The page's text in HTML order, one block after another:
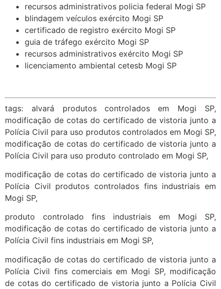
recursos administrativos policia federal Mogi SP
blindagem veículos exército Mogi SP
certificado de registro exército Mogi SP
guia de tráfego exército Mogi SP
recursos administrativos exército Mogi SP
licenciamento ambiental cetesb Mogi SP
tags: alvará produtos controlados em Mogi SP,
modificação de cotas do certificado de vistoria junto a
Polícia Civil para uso produtos controlados em Mogi SP,
modificação de cotas do certificado de vistoria junto a
Polícia Civil para uso produto controlado em Mogi SP,
modificação de cotas do certificado de vistoria junto a
Polícia Civil produtos controlados fins industriais em
Mogi SP,
produto controlado fins industriais em Mogi SP,
modificação de cotas do certificado de vistoria junto a
Polícia Civil fins industriais em Mogi SP,
modificação de cotas do certificado de vistoria junto a
Polícia Civil fins comerciais em Mogi SP, modificação
de cotas do certificado de vistoria junto a Polícia Civil